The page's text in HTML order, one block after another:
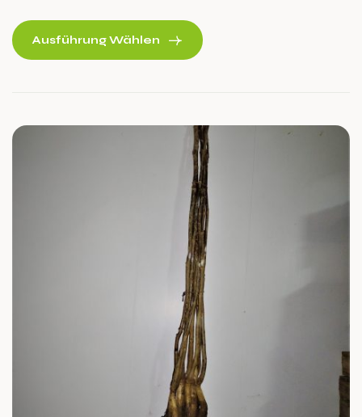
Rezepten.
Ausführung Wählen